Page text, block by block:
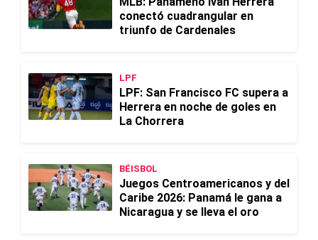
conectó cuadrangular en
triunfo de Cardenales
LPF
LPF: San Francisco FC supera a
Herrera en noche de goles en
La Chorrera
BÉISBOL
Juegos Centroamericanos y del
Caribe 2026: Panamá le gana a
Nicaragua y se lleva el oro